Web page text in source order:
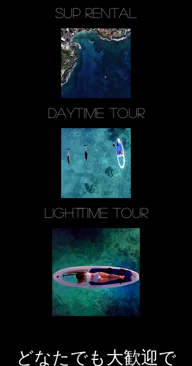
sup rental
daytime Tour
lighttime Tour
どなたでも大歓迎で